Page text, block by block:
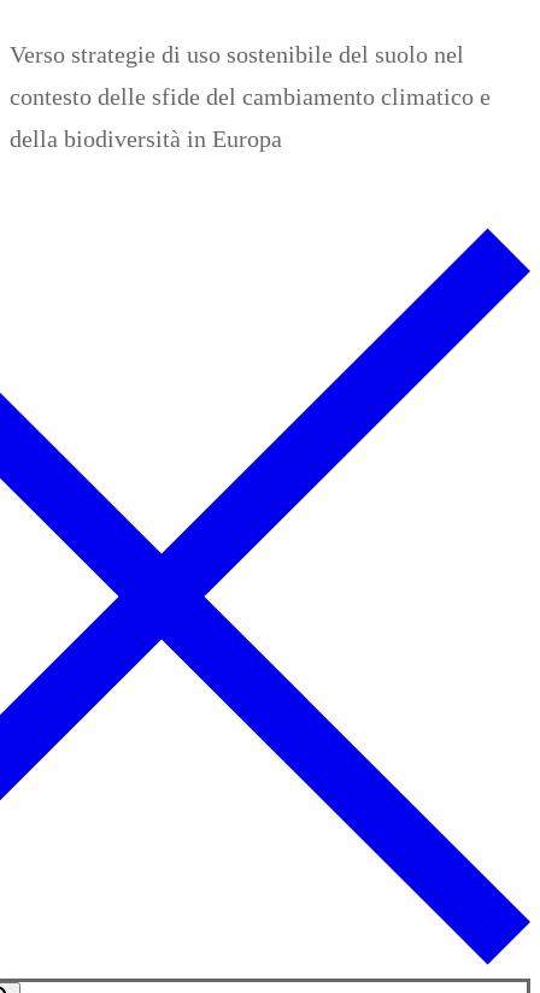
Inhalt
springen
Verso strategie di uso sostenibile del suolo nel
contesto delle sfide del cambiamento climatico e
della biodiversità in Europa